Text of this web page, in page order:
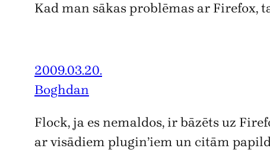
Kad man sākas problēmas ar Firefox,
2009.03.20.
Boghdan
Flock, ja es nemaldos, ir bāzēts uz
ar visādiem plugin’iem un citām